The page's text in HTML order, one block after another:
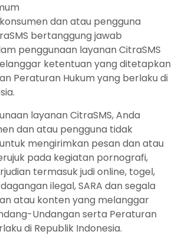
dan atau pengguna
bertanggung jawab
penggunaan layanan CitraSMS
ketentuan yang ditetapkan
Peraturan Hukum yang berlaku di
layanan CitraSMS, Anda
dan atau pengguna tidak
mengirimkan pesan dan atau
pada kegiatan pornografi,
termasuk judi online, togel,
ilegal, SARA dan segala
atau konten yang melanggar
Undangan serta Peraturan
di Republik Indonesia.